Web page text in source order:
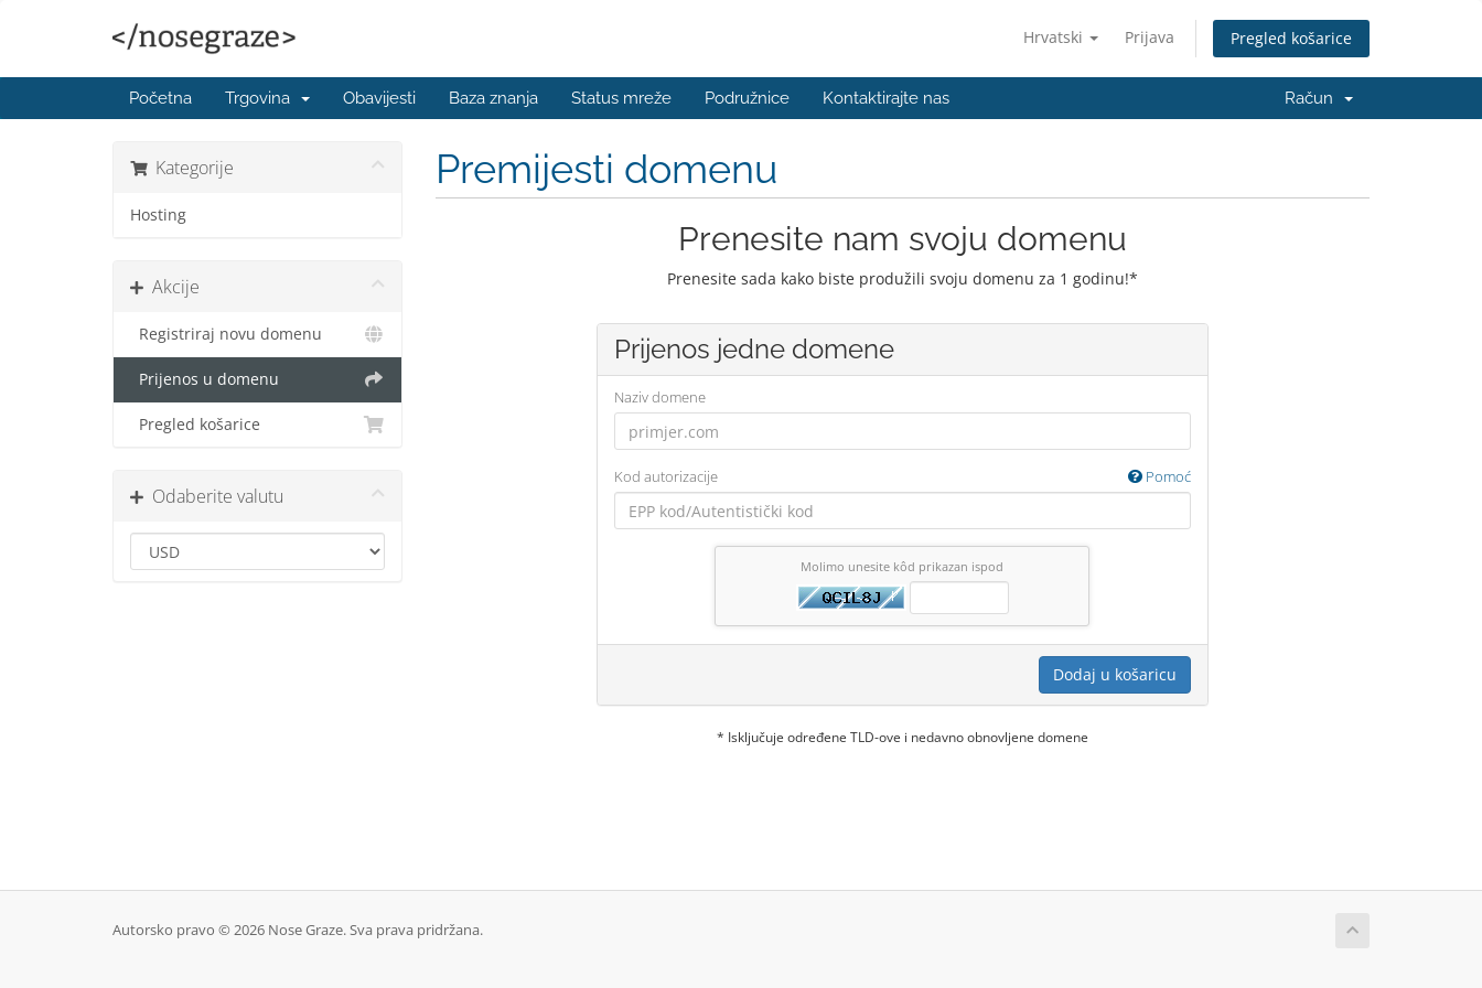
Hrvatski Prijava Pregled košarice
Početna Trgovina Obavijesti Baza znanja Status mreže Podružnice Kontaktirajte nas Račun
Kategorije
Hosting
Akcije
Registriraj novu domenu
Prijenos u domenu
Pregled košarice
Odaberite valutu
Premijesti domenu
Prenesite nam svoju domenu
Prenesite sada kako biste produžili svoju domenu za 1 godinu!*
Prijenos jedne domene
Naziv domene
Kod autorizacije Pomoć
Molimo unesite kôd prikazan ispod
Dodaj u košaricu
* Isključuje određene TLD-ove i nedavno obnovljene domene
Autorsko pravo © 2026 Nose Graze. Sva prava pridržana.